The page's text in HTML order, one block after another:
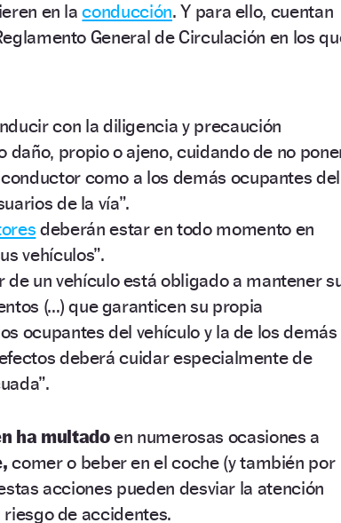
en laconducción. Y para ello, cuentan
General de Circulación en los
con la diligencia y precaución
daño, propio o ajeno, cuidando de no
como a los demás ocupantes del
de la vía”.
deberán estar en todo momento en
vehículos”.
de un vehículo está obligado a mantener
(…) que garanticen su propia
ocupantes del vehículo y la de los demás
deberá cuidar especialmente de
ha multadoen numerosas ocasiones a
comer o beber en el coche (y también por
acciones pueden desviar la atención
de accidentes.